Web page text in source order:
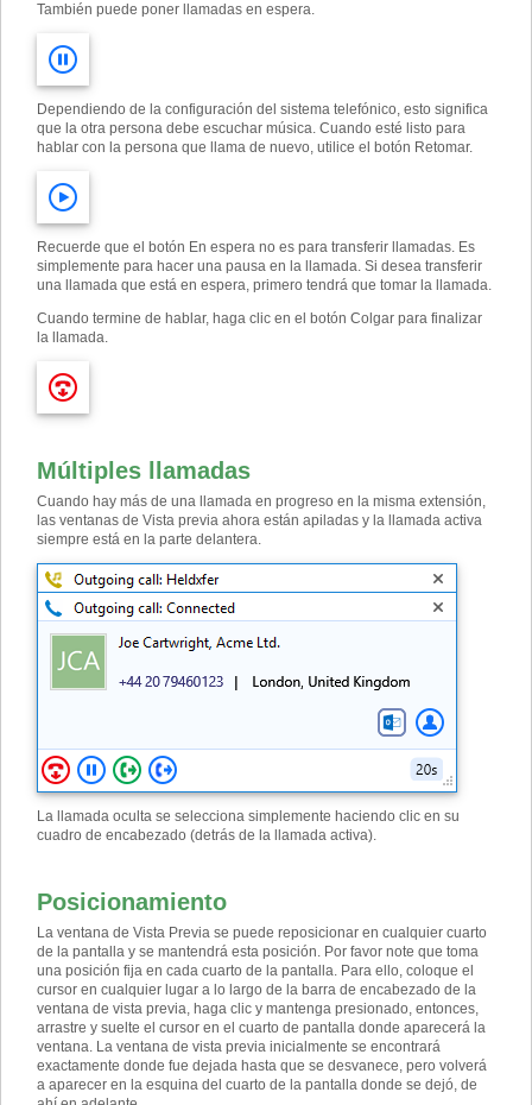
También puede poner llamadas en espera.
Dependiendo de la configuración del sistema telefónico, esto significa
que la otra persona debe escuchar música. Cuando esté listo para
hablar con la persona que llama de nuevo, utilice el botón Retomar.
Recuerde que el botón En espera no es para transferir llamadas. Es
simplemente para hacer una pausa en la llamada. Si desea transferir
una llamada que está en espera, primero tendrá que tomar la llamada.
Cuando termine de hablar, haga clic en el botón Colgar para finalizar
la llamada.
Múltiples llamadas
Cuando hay más de una llamada en progreso en la misma extensión,
las ventanas de Vista previa ahora están apiladas y la llamada activa
siempre está en la parte delantera.
La llamada oculta se selecciona simplemente haciendo clic en su
cuadro de encabezado (detrás de la llamada activa).
Posicionamiento
La ventana de Vista Previa se puede reposicionar en cualquier cuarto
de la pantalla y se mantendrá esta posición. Por favor note que toma
una posición fija en cada cuarto de la pantalla. Para ello, coloque el
cursor en cualquier lugar a lo largo de la barra de encabezado de la
ventana de vista previa, haga clic y mantenga presionado, entonces,
arrastre y suelte el cursor en el cuarto de pantalla donde aparecerá la
ventana. La ventana de vista previa inicialmente se encontrará
exactamente donde fue dejada hasta que se desvanece, pero volverá
a aparecer en la esquina del cuarto de la pantalla donde se dejó, de